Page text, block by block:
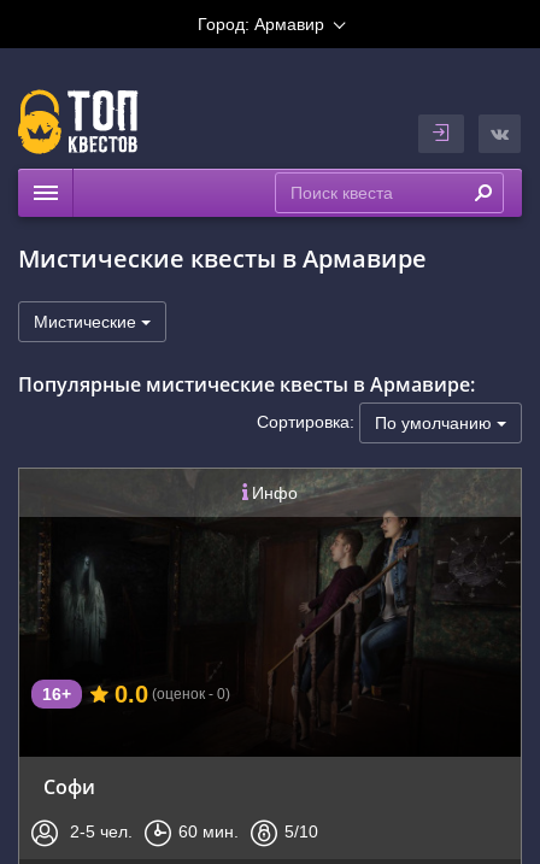
Город: Армавир
Рейтинги
На карте
Мистические квесты в Армавире
Мистические
Популярные мистические квесты в Армавире:
Сортировка: По умолчанию
Инфо
16+ 0.0 (оценок - 0)
Софи
2-5 чел. 60 мин. 5/10